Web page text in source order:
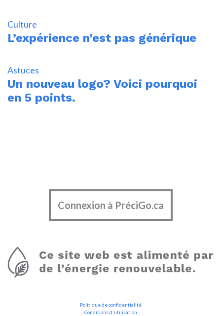
Culture
L’expérience n’est pas générique
Astuces
Un nouveau logo? Voici pourquoi
en 5 points.
Connexion à PréciGo.ca
Politique de confidentialité
Conditions d'utilisation